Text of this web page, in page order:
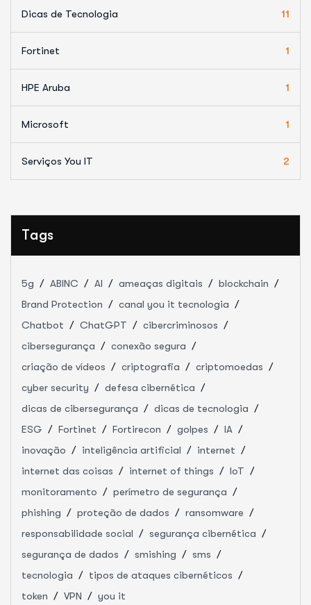
Dicas de Tecnologia 11
Fortinet 1
HPE Aruba 1
Microsoft 1
Serviços You IT 2
Tags
5g ABINC AI ameaças digitais
blockchain
Brand Protection
canal you it tecnologia
Chatbot
ChatGPT
cibercriminosos
cibersegurança
conexão segura
criação de vídeos
criptografia
criptomoedas
cyber security
defesa cibernética
dicas de cibersegurança
dicas de tecnologia
ESG
Fortinet Fortirecon golpes
IA
inovação
inteligência artificial
internet
internet das coisas
internet of things
IoT
monitoramento
perímetro de segurança
phishing
proteção de dados
ransomware
responsabilidade social
segurança cibernética
segurança de dados
smishing
sms
tecnologia
tipos de ataques cibernéticos
token
VPN you it